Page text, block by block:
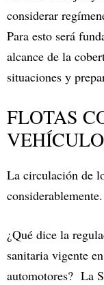
considerar
Para esto será
alcance de la
situaciones y
FLOTAS
La circulación de
considerablemente.
¿Qué dice la
sanitaria vigente
automotores? La